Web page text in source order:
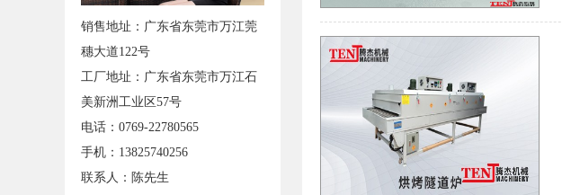
销售地址：广东省东莞市万江莞
穗大道122号
工厂地址：广东省东莞市万江石
美新洲工业区57号
电话：0769-22780565
手机：13825740256
联系人：陈先生